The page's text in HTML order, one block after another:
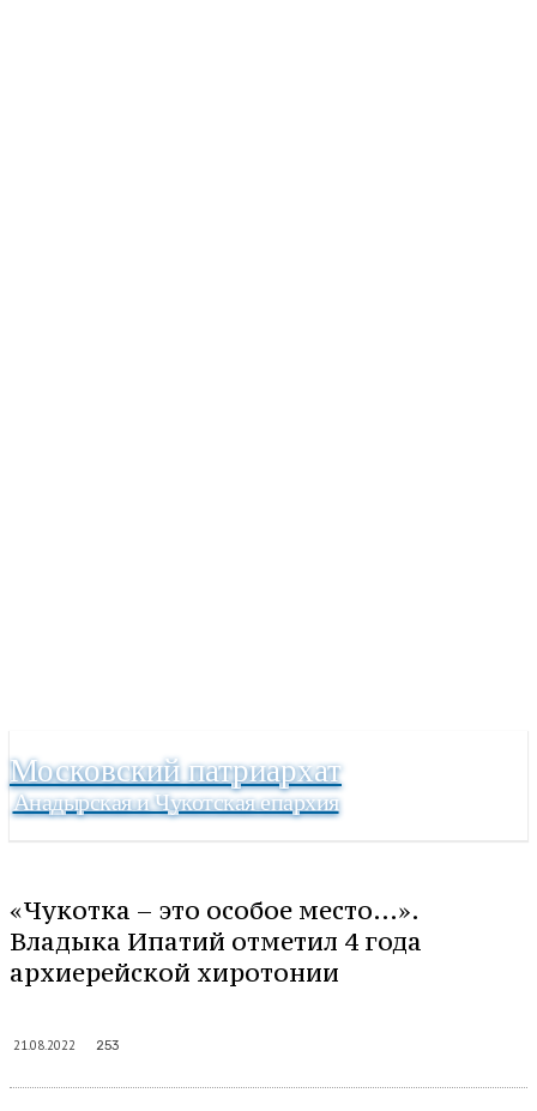
Московский патриархат
Анадырская и Чукотская епархия
«Чукотка – это особое место…».
Владыка Ипатий отметил 4 года
архиерейской хиротонии
21.08.2022 253